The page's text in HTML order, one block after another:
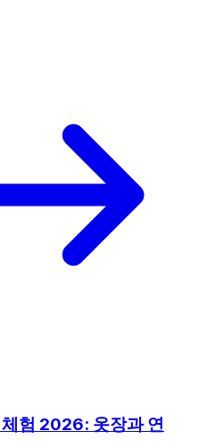
험 2026: 옷장과 연